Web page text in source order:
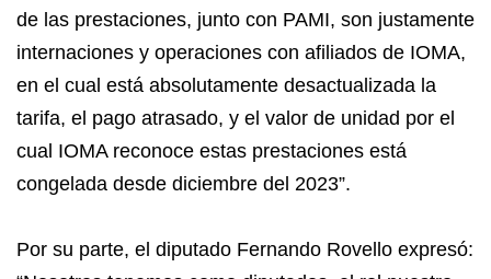
de las prestaciones, junto con PAMI, son justamente
internaciones y operaciones con afiliados de IOMA,
en el cual está absolutamente desactualizada la
tarifa, el pago atrasado, y el valor de unidad por el
cual IOMA reconoce estas prestaciones está
congelada desde diciembre del 2023”.
Por su parte, el diputado Fernando Rovello expresó: